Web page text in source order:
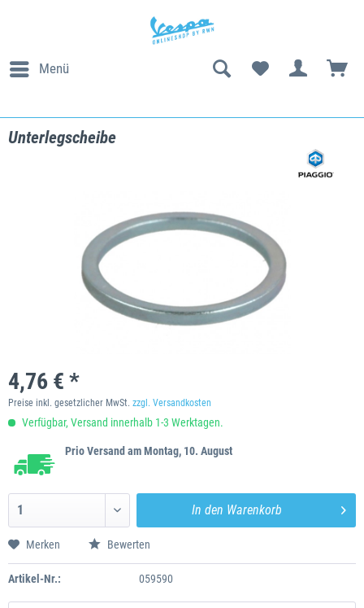
Menü
Unterlegscheibe
4,76 € *
Preise inkl. gesetzlicher MwSt. zzgl. Versandkosten
Verfügbar, Versand innerhalb 1-3 Werktagen.
Prio Versand am Montag, 10. August
In den Warenkorb
Merken Bewerten
Artikel-Nr.: 059590